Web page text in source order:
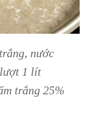
nước
1 lít
trắng 25%